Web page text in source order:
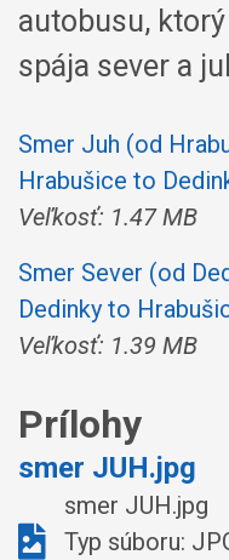
autobusu,
spája sever a
Smer Juh (od
Hrabušice to
Veľkosť: 1.47 MB
Smer Sever (od
Dedinky to
Veľkosť: 1.39 MB
Prílohy
smer JUH.jpg
smer JUH.jpg
Typ súboru: